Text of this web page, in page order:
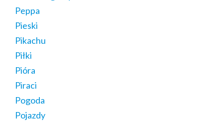
Peppa
Pieski
Pikachu
Piłki
Pióra
Piraci
Pogoda
Pojazdy